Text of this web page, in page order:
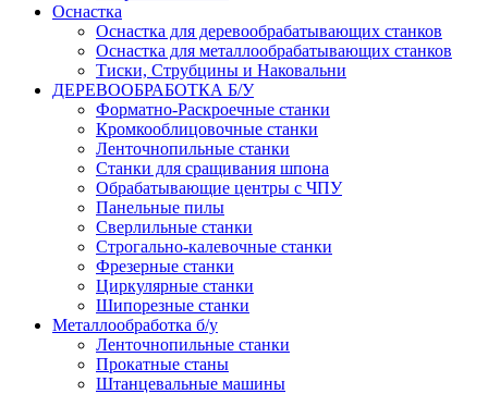
Оснастка
Оснастка для деревообрабатывающих станков
Оснастка для металлообрабатывающих станков
Тиски, Струбцины и Наковальни
ДЕРЕВООБРАБОТКА Б/У
Форматно-Раскроечные станки
Кромкооблицовочные станки
Ленточнопильные станки
Станки для сращивания шпона
Обрабатывающие центры с ЧПУ
Панельные пилы
Сверлильные станки
Строгально-калевочные станки
Фрезерные станки
Циркулярные станки
Шипорезные станки
Металлообработка б/у
Ленточнопильные станки
Прокатные станы
Штанцевальные машины